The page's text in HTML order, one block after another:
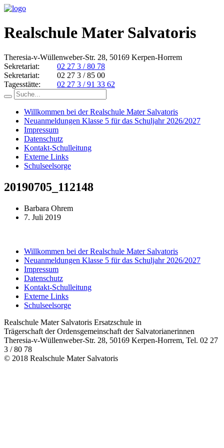
Realschule Mater Salvatoris
Theresia-v-Wüllenweber-Str. 28, 50169 Kerpen-Horrem
Sekretariat:
02 27 3 / 80 78
Sekretariat:
02 27 3 / 85 00
Tagesstätte:
02 27 3 / 91 33 62
Willkommen bei der Realschule Mater Salvatoris
Neuanmeldungen Klasse 5 für das Schuljahr 2026/2027
Impressum
Datenschutz
Kontakt-Schulleitung
Externe Links
Schulseelsorge
20190705_112148
Barbara Ohrem
7. Juli 2019
Willkommen bei der Realschule Mater Salvatoris
Neuanmeldungen Klasse 5 für das Schuljahr 2026/2027
Impressum
Datenschutz
Kontakt-Schulleitung
Externe Links
Schulseelsorge
Realschule Mater Salvatoris Ersatzschule in
Trägerschaft der Ordensgemeinschaft der Salvatorianerinnen
Theresia-v-Wüllenweber-Str. 28, 50169 Kerpen-Horrem, Tel. 02 27
3 / 80 78
© 2018 Realschule Mater Salvatoris